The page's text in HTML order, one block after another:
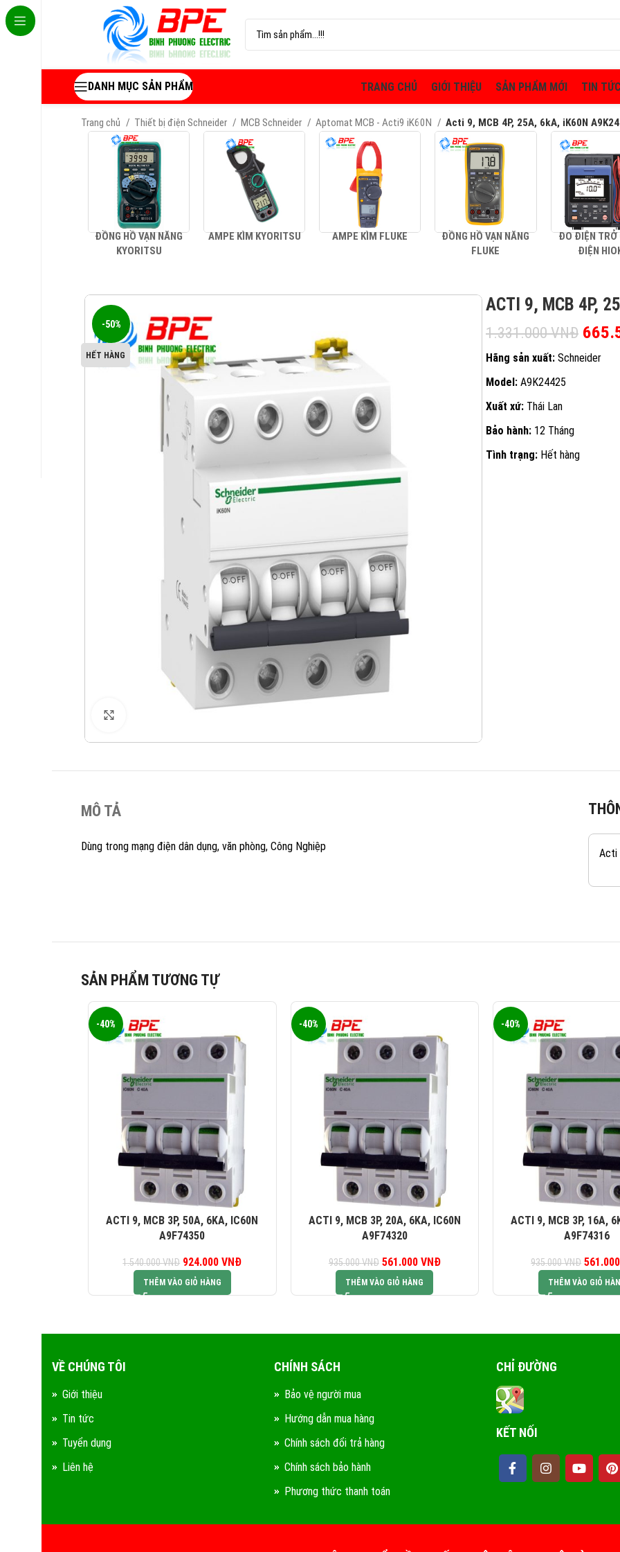
DANH MỤC SẢN PHẨM TRANG CHỦ GIỚI THIỆU SẢN PHẨM MỚI TIN TỨC
Trang chủ Thiết bị điện Schneider MCB Schneider Aptomat MCB - Acti9 iK60N Acti 9, MCB 4P, 25A, 6kA, iK60N
ĐỒNG HỒ VẠN NĂNG
KYORITSU
AMPE KÌM KYORITSU AMPE KÌM FLUKE
ĐỒNG HỒ VẠN NĂNG
FLUKE
ĐO ĐIỆN TRỞ
ĐIỆN
-50%
HẾT HÀNG
ACTI 9, MCB 4P,
1.331.000VNĐ Giá
Hãng sản xuất: Schneider
Model: A9K24425
Xuất xứ: Thái Lan
Bảo hành: 12 Tháng
Tình trạng: Hết hàng
MÔ TẢ
Dùng trong mạng điện dân dụng, văn phòng, Công Nghiệp
Acti
SẢN PHẨM TƯƠNG TỰ
-40%
ACTI 9, MCB 3P, 50A, 6KA, IC60N
A9F74350
1.540.000VNĐ
Giá gốc là:
1.540.000 VNĐ.
924.000VNĐ
THÊM VÀO GIỎ HÀNG
-40%
ACTI 9, MCB 3P, 20A, 6KA, IC60N
A9F74320
935.000VNĐ
Giá gốc là:
935.000 VNĐ.
561.000 VNĐ
THÊM VÀO GIỎ HÀNG
-40%
ACTI 9, MCB 3P, 16A,
A9F74316
935.000VNĐ
THÊM VÀO GIỎ
VỀ CHÚNG TÔI
Giới thiệu
Tin tức
Tuyển dụng
Liên hệ
CHÍNH SÁCH
Bảo vệ người mua
Hướng dẫn mua hàng
Chính sách đổi trả hàng
Chính sách bảo hành
Phương thức thanh toán
CHỈ ĐƯỜNG
KẾT NỐI